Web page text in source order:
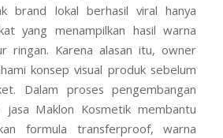
brand lokal berhasil viral hanya
yang menampilkan hasil warna
ringan. Karena alasan itu, owner
konsep visual produk sebelum
Dalam proses pengembangan
jasa Maklon Kosmetik membantu
formula transferproof, warna